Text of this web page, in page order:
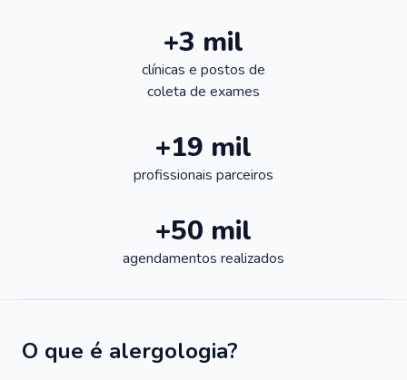
+3 mil
clínicas e postos de
coleta de exames
+19 mil
profissionais parceiros
+50 mil
agendamentos realizados
O que é alergologia?